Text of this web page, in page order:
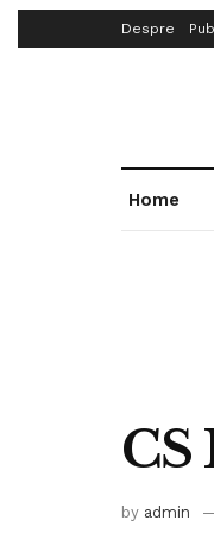
Despre
Home
CS
by admin